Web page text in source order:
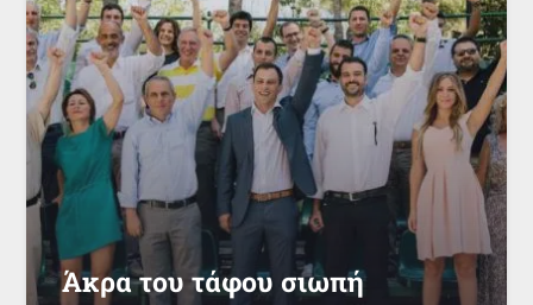
Άκρα του τάφου σιωπή